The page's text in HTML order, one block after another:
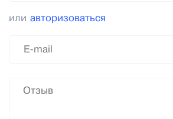
или авторизоваться